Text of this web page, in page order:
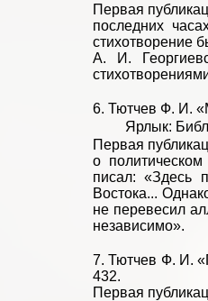
Первая
последних
стихотворение
А. И.
6. Тютчев Ф. И.
Ярлык:
Первая
о
писал: «Здесь
Востока...
не перевесил
независимо».
7. Тютчев Ф. И.
432.
Первая